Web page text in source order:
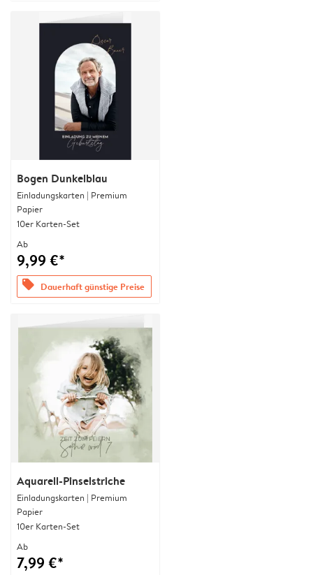
Bogen Dunkelblau
Einladungskarten | Premium
Papier
10er Karten-Set
Ab
9,99 €*
offers Dauerhaft günstige Preise
Aquarell-Pinselstriche
Einladungskarten | Premium
Papier
10er Karten-Set
Ab
7,99 €*